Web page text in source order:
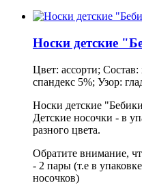
Носки детские
Цвет: ассорти;
спандекс 5%; Узор:
Носки детские
Детские носочки - в
разного цвета.
Обратите внимание,
- 2 пары (т.е в
носочков)